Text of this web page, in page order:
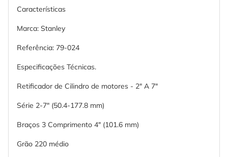
Características
Marca: Stanley
Referência: 79-024
Especificações Técnicas.
Retificador de Cilindro de motores - 2" A 7"
Série 2-7" (50.4-177.8 mm)
Braços 3 Comprimento 4" (101.6 mm)
Grão 220 médio